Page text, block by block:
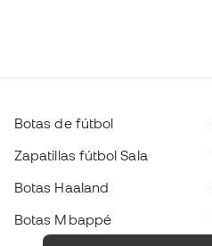
Botas de fútbol
Zapatillas fútbol Sala
Botas Haaland
Botas Mbappé